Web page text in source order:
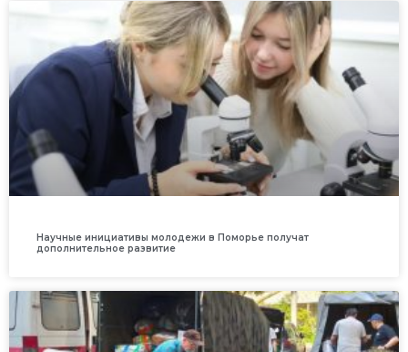
Научные инициативы молодежи в Поморье получат
дополнительное развитие